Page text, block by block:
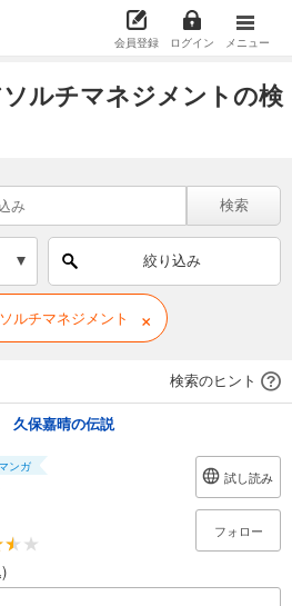
会員登録 ログイン メニュー
ルチマネジメントの検
検索
絞り込み
ルチマネジメント ×
検索のヒント
久保嘉晴の伝説
ンガ
試し読み
フォロー